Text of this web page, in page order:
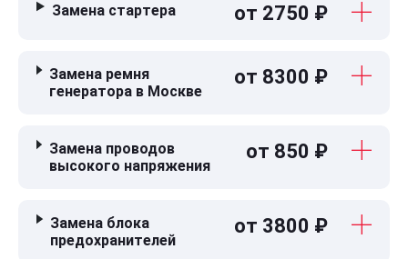
Замена стартера от 2750 ₽
Замена ремня
генератора в Москве
от 8300 ₽
Замена проводов
высокого напряжения
от 850 ₽
Замена блока
предохранителей
от 3800 ₽